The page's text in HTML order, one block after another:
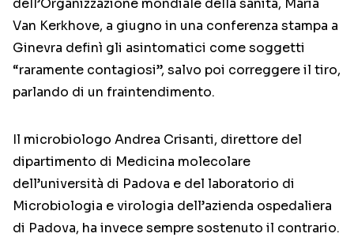
dell’Organizzazione mondiale della sanità, Maria
Van Kerkhove, a giugno in una conferenza stampa a
Ginevra definì gli asintomatici come soggetti
“raramente contagiosi”, salvo poi correggere il tiro,
parlando di un fraintendimento.
Il microbiologo Andrea Crisanti, direttore del
dipartimento di Medicina molecolare
dell’università di Padova e del laboratorio di
Microbiologia e virologia dell’azienda ospedaliera
di Padova, ha invece sempre sostenuto il contrario.